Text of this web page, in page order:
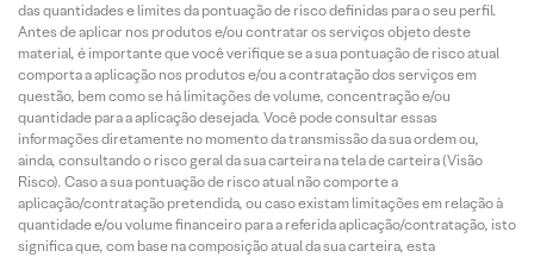
das quantidades e limites da pontuação de risco definidas para o seu perfil.
Antes de aplicar nos produtos e/ou contratar os serviços objeto deste
material, é importante que você verifique se a sua pontuação de risco atual
comporta a aplicação nos produtos e/ou a contratação dos serviços em
questão, bem como se há limitações de volume, concentração e/ou
quantidade para a aplicação desejada. Você pode consultar essas
informações diretamente no momento da transmissão da sua ordem ou,
ainda, consultando o risco geral da sua carteira na tela de carteira (Visão
Risco). Caso a sua pontuação de risco atual não comporte a
aplicação/contratação pretendida, ou caso existam limitações em relação à
quantidade e/ou volume financeiro para a referida aplicação/contratação, isto
significa que, com base na composição atual da sua carteira, esta